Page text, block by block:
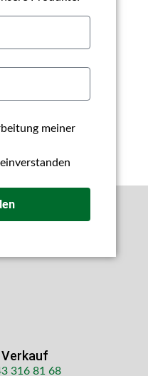
meiner
Verkauf
316 81 68